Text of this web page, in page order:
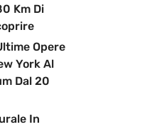
Km Di
Opere
York Al
Dal 20
In